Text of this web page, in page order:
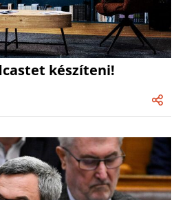
készíteni!